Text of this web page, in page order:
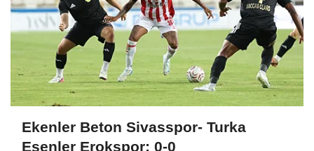
Ekenler Beton Sivasspor- Turka
Esenler Erokspor: 0-0